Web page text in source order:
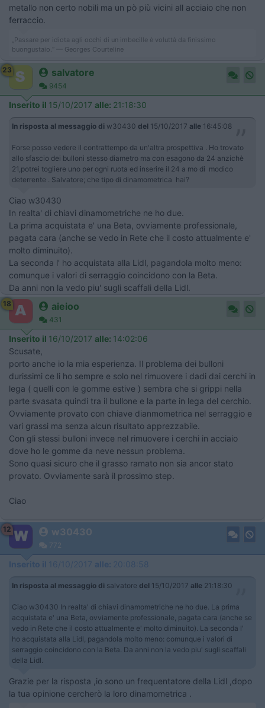
metallo non certo nobili ma un pò più vicini all acciaio che non
ferraccio.
„Passare per idiota agli occhi di un imbecille è voluttà da finissimo
buongustaio.“ — Georges Courteline
23 salvatore
9454
Inserito il 15/10/2017 alle: 21:18:30
In risposta al messaggio di w30430 del 15/10/2017 alle 16:45:08
Forse posso vedere il contrattempo da un'altra prospettiva . Ho trovato
allo sfascio dei bulloni stesso diametro ma con esagono da 24 anzichè
21,potrei togliere uno per ogni ruota ed inserire il 24 a mo di modico
deterrente . Salvatore; che tipo di dinamometrica hai?
Ciao w30430
In realta' di chiavi dinamometriche ne ho due.
La prima acquistata e' una Beta, ovviamente professionale,
pagata cara (anche se vedo in Rete che il costo attualmente e'
molto diminuito).
La seconda l' ho acquistata alla Lidl, pagandola molto meno:
comunque i valori di serraggio coincidono con la Beta.
Da anni non la vedo piu' sugli scaffali della Lidl.
18 aieioo
431
Inserito il 16/10/2017 alle: 14:02:06
Scusate,
porto anche io la mia esperienza. Il problema dei bulloni
durissimi ce li ho sempre e solo nel rimuovere i dadi dai cerchi in
lega ( quelli con le gomme estive ) sembra che si grippi nella
parte svasata quindi tra il bullone e la parte in lega del cerchio.
Ovviamente provato con chiave dianmometrica nel serraggio e
vari grassi ma senza alcun risultato apprezzabile.
Con gli stessi bulloni invece nel rimuovere i cerchi in acciaio
dove ho le gomme da neve nessun problema.
Sono quasi sicuro che il grasso ramato non sia ancor stato
provato. Ovviamente sarà il prossimo step.
Ciao
12 w30430
772
Inserito il 16/10/2017 alle: 20:08:58
In risposta al messaggio di salvatore del 15/10/2017 alle 21:18:30
Ciao w30430 In realta' di chiavi dinamometriche ne ho due. La prima
acquistata e' una Beta, ovviamente professionale, pagata cara (anche se
vedo in Rete che il costo attualmente e' molto diminuito). La seconda l'
ho acquistata alla Lidl, pagandola molto meno: comunque i valori di
serraggio coincidono con la Beta. Da anni non la vedo piu' sugli scaffali
della Lidl.
Grazie per la risposta ,io sono un frequentatore della Lidl ,dopo
la tua opinione cercherò la loro dinamometrica .